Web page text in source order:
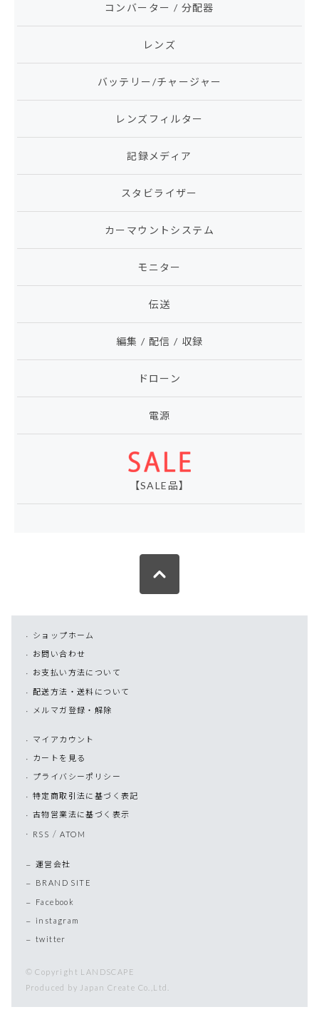
コンバーター / 分配器
レンズ
バッテリー/チャージャー
レンズフィルター
記録メディア
スタビライザー
カーマウントシステム
モニター
伝送
編集 / 配信 / 収録
ドローン
電源
【SALE品】
ショップホーム
お問い合わせ
お支払い方法について
配送方法・送料について
メルマガ登録・解除
マイアカウント
カートを見る
プライバシーポリシー
特定商取引法に基づく表記
古物営業法に基づく表示
RSS /ATOM
運営会社
BRAND SITE
Facebook
instagram
twitter
© Copyright LANDSCAPE
Produced by Japan Create Co.,Ltd.